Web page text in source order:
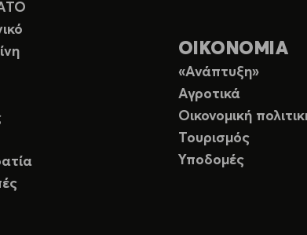
ΟΙΚΟΝΟΜΙΑ
«Ανάπτυξη»
Αγροτικά
Οικονομική
Τουρισμός
Υποδομές